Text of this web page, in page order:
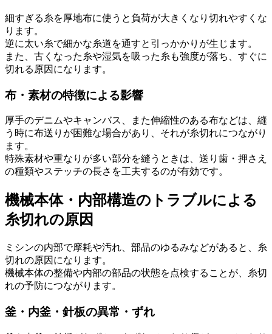
細すぎる糸を厚地布に使うと負荷が大きくなり切れやすくな
ります。
逆に太い糸で細かな糸道を通すと引っかかりが生じます。
また、古くなった糸や湿気を吸った糸も強度が落ち、すぐに
切れる原因になります。
布・素材の特徴による影響
厚手のデニムやキャンバス、また伸縮性のある布などは、縫
う時に布送りが困難な場合があり、それが糸切れにつながり
ます。
特殊素材や重なりが多い部分を縫うときは、送り歯・押さえ
の種類やステッチの長さを工夫するのが有効です。
機械本体・内部構造のトラブルによる
糸切れの原因
ミシンの内部で摩耗や汚れ、部品のゆるみなどがあると、糸
切れの原因になります。
機械本体の整備や内部の部品の状態を点検することが、糸切
れの予防につながります。
釜・内釜・針板の異常・ずれ